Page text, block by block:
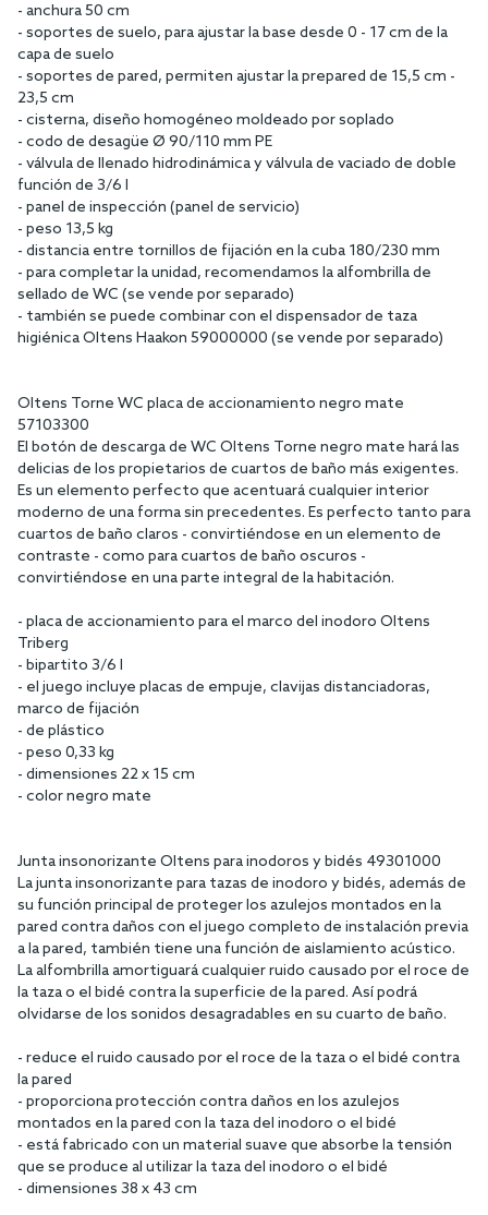
- anchura 50 cm
- soportes de suelo, para ajustar la base desde 0 - 17 cm de la
capa de suelo
- soportes de pared, permiten ajustar la prepared de 15,5 cm -
23,5 cm
- cisterna, diseño homogéneo moldeado por soplado
- codo de desagüe Ø 90/110 mm PE
- válvula de llenado hidrodinámica y válvula de vaciado de doble
función de 3/6 l
- panel de inspección (panel de servicio)
- peso 13,5 kg
- distancia entre tornillos de fijación en la cuba 180/230 mm
- para completar la unidad, recomendamos la alfombrilla de
sellado de WC (se vende por separado)
- también se puede combinar con el dispensador de taza
higiénica Oltens Haakon 59000000 (se vende por separado)
Oltens Torne WC placa de accionamiento negro mate
57103300
El botón de descarga de WC Oltens Torne negro mate hará las
delicias de los propietarios de cuartos de baño más exigentes.
Es un elemento perfecto que acentuará cualquier interior
moderno de una forma sin precedentes. Es perfecto tanto para
cuartos de baño claros - convirtiéndose en un elemento de
contraste - como para cuartos de baño oscuros -
convirtiéndose en una parte integral de la habitación.
- placa de accionamiento para el marco del inodoro Oltens
Triberg
- bipartito 3/6 l
- el juego incluye placas de empuje, clavijas distanciadoras,
marco de fijación
- de plástico
- peso 0,33 kg
- dimensiones 22 x 15 cm
- color negro mate
Junta insonorizante Oltens para inodoros y bidés 49301000
La junta insonorizante para tazas de inodoro y bidés, además de
su función principal de proteger los azulejos montados en la
pared contra daños con el juego completo de instalación previa
a la pared, también tiene una función de aislamiento acústico.
La alfombrilla amortiguará cualquier ruido causado por el roce de
la taza o el bidé contra la superficie de la pared. Así podrá
olvidarse de los sonidos desagradables en su cuarto de baño.
- reduce el ruido causado por el roce de la taza o el bidé contra
la pared
- proporciona protección contra daños en los azulejos
montados en la pared con la taza del inodoro o el bidé
- está fabricado con un material suave que absorbe la tensión
que se produce al utilizar la taza del inodoro o el bidé
- dimensiones 38 x 43 cm